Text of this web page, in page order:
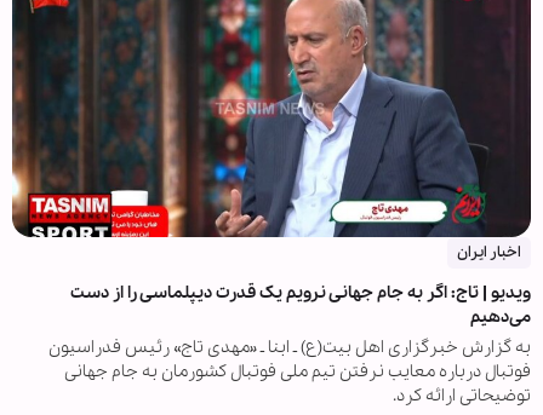
اخبار ایران
ویدیو | تاج: اگر به جام جهانی نرویم یک قدرت دیپلماسی را از دست
می‌دهیم
به گزارش خبرگزاری اهل بیت(ع) ـ ابنا ـ «مهدی تاج» رئیس فدراسیون
فوتبال درباره معایب نرفتن تیم ملی فوتبال کشورمان به جام جهانی
توضیحاتی ارائه کرد.